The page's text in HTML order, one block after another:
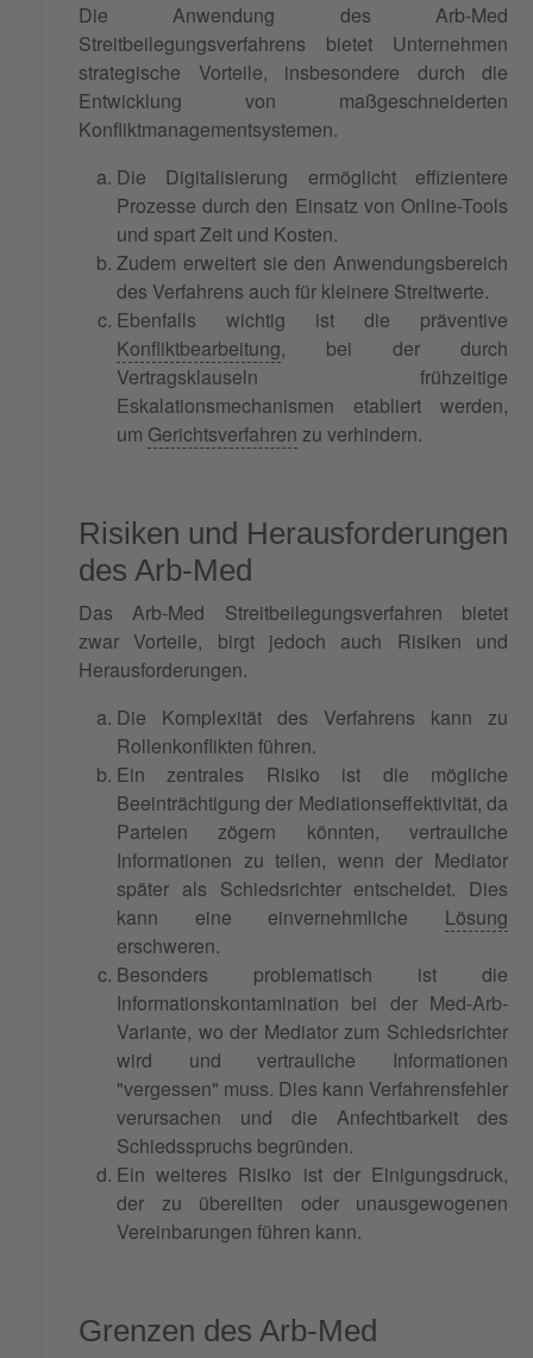
Die Anwendung des Arb-Med
Streitbeilegungsverfahrens bietet Unternehmen
strategische Vorteile, insbesondere durch die
Entwicklung von maßgeschneiderten
Konfliktmanagementsystemen.
Die Digitalisierung ermöglicht effizientere
Prozesse durch den Einsatz von Online-Tools
und spart Zeit und Kosten.
Zudem erweitert sie den Anwendungsbereich
des Verfahrens auch für kleinere Streitwerte.
Ebenfalls wichtig ist die präventive
Konfliktbearbeitung, bei der durch
Vertragsklauseln frühzeitige
Eskalationsmechanismen etabliert werden,
um Gerichtsverfahren zu verhindern.
Risiken und Herausforderungen
des Arb-Med
Das Arb-Med Streitbeilegungsverfahren bietet
zwar Vorteile, birgt jedoch auch Risiken und
Herausforderungen.
Die Komplexität des Verfahrens kann zu
Rollenkonflikten führen.
Ein zentrales Risiko ist die mögliche
Beeinträchtigung der Mediationseffektivität, da
Parteien zögern könnten, vertrauliche
Informationen zu teilen, wenn der Mediator
später als Schiedsrichter entscheidet. Dies
kann eine einvernehmliche Lösung
erschweren.
Besonders problematisch ist die
Informationskontamination bei der Med-Arb-
Variante, wo der Mediator zum Schiedsrichter
wird und vertrauliche Informationen
"vergessen" muss. Dies kann Verfahrensfehler
verursachen und die Anfechtbarkeit des
Schiedsspruchs begründen.
Ein weiteres Risiko ist der Einigungsdruck,
der zu übereilten oder unausgewogenen
Vereinbarungen führen kann.
Grenzen des Arb-Med